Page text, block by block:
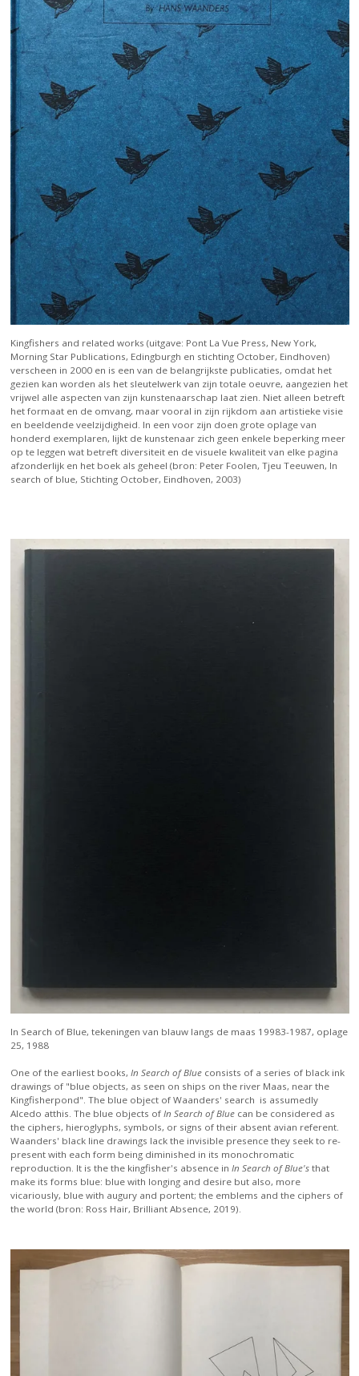
Kingfishers and related works (uitgave: Pont La Vue Press, New York,
Morning Star Publications, Edingburgh en stichting October, Eindhoven)
verscheen in 2000 en is een van de belangrijkste publicaties, omdat het
gezien kan worden als het sleutelwerk van zijn totale oeuvre, aangezien het
vrijwel alle aspecten van zijn kunstenaarschap laat zien. Niet alleen betreft
het formaat en de omvang, maar vooral in zijn rijkdom aan artistieke visie
en beeldende veelzijdigheid. In een voor zijn doen grote oplage van
honderd exemplaren, lijkt de kunstenaar zich geen enkele beperking meer
op te leggen wat betreft diversiteit en de visuele kwaliteit van elke pagina
afzonderlijk en het boek als geheel (bron: Peter Foolen, Tjeu Teeuwen, In
search of blue, Stichting October, Eindhoven, 2003)
In Search of Blue, tekeningen van blauw langs de maas 19983-1987, oplage
25, 1988
One of the earliest books, In Search of Blueconsists of a series of black ink
drawings of "blue objects, as seen on ships on the river Maas, near the
Kingfisherpond". The blue object of Waanders' search is assumedly
Alcedo atthis. The blue objects of In Search of Bluecan be considered as
the ciphers, hieroglyphs, symbols, or signs of their absent avian referent.
Waanders' black line drawings lack the invisible presence they seek to re-
present with each form being diminished in its monochromatic
reproduction. It is the the kingfisher's absence in In Search of Blue'sthat
make its forms blue: blue with longing and desire but also, more
vicariously, blue with augury and portent; the emblems and the ciphers of
the world (bron: Ross Hair, Brilliant Absence, 2019).